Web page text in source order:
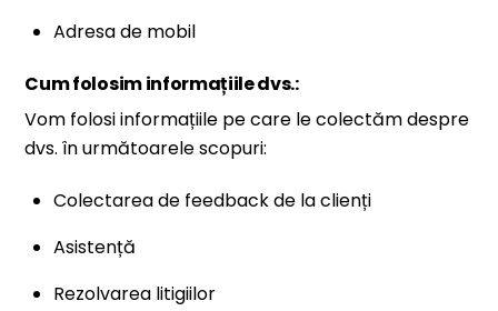
Adresa de mobil
Cum folosim informațiile dvs.:
Vom folosi informațiile pe care le colectăm despre
dvs. în următoarele scopuri:
Colectarea de feedback de la clienți
Asistență
Rezolvarea litigiilor